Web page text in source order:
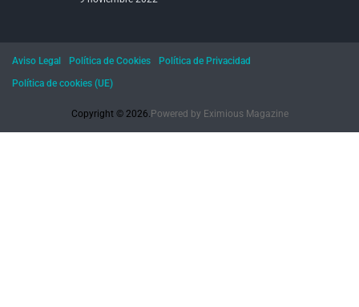
Copyright © 2026.Powered by Eximious Magazine
Aviso Legal Política de Cookies
Política de Privacidad
Política de cookies (UE)